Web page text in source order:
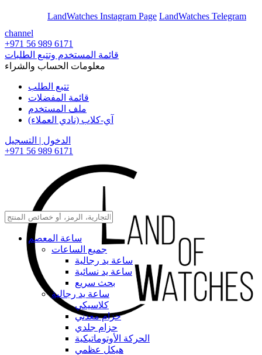
LandWatches Instagram Page LandWatches Telegram
channel
+971 56 989 6171
قائمة المستخدم وتتبع الطلبات
معلومات الحساب والشراء
تتبع الطلب
قائمة المفضلات
ملف المستخدم
آي-كلاب (نادي العملاء)
الدخول | التسجيل
+971 56 989 6171
ساعة المعصم
جميع الساعات
ساعة يد رجالية
ساعة يد نسائية
بحث سريع
ساعة يد رجالية
كلاسيكي
حزام معدني
حزام جلدي
الحركة الأوتوماتيكية
هيكل عظمي